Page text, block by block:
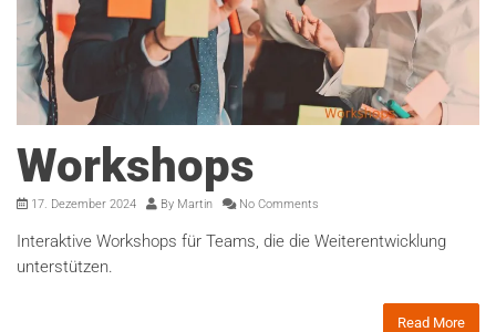
Workshops
17. Dezember 2024 By Martin No Comments
Interaktive Workshops für Teams, die die Weiterentwicklung
unterstützen.
Read More